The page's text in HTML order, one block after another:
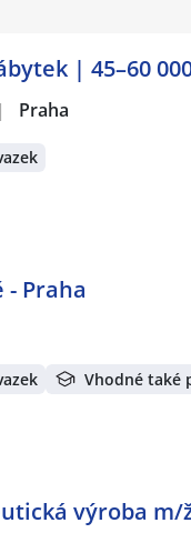
| 45–60
| Praha
Praha
Vhodné také
výroba m/ž